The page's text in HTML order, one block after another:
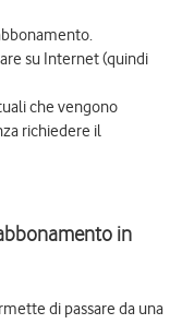
su Internet (quindi
che vengono
richiedere il
in
di passare da una